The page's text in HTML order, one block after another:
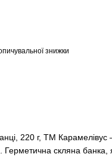
знижки
220 г, ТМ
Герметична скляна